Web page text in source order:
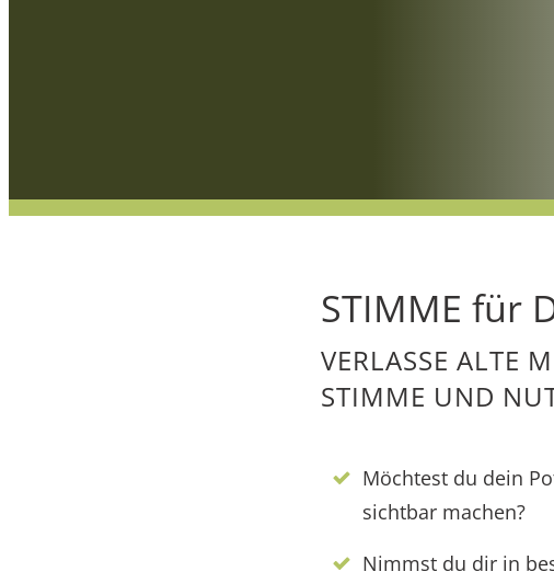
STIMME für
VERLASSE ALTE
STIMME UND
Möchtest du dein
sichtbar machen?
Nimmst du dir in